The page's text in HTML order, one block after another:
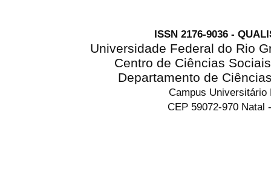
ISSN 2176-9036 -
Universidade Federal do Rio
Centro de Ciências
Departamento de
Campus Universitário
CEP 59072-970 Natal